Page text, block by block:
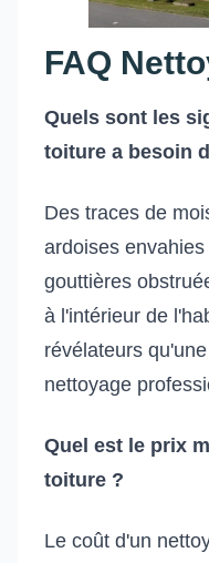
FAQ
Quels sont les
toiture a besoin
Des traces de
ardoises
gouttières
à l'intérieur de
révélateurs
nettoyage
Quel est le prix
toiture ?
Le coût d'un